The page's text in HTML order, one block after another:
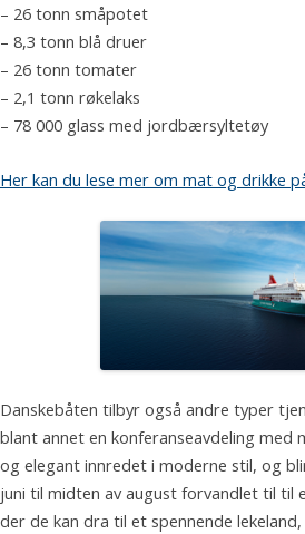
– 26 tonn småpotet
– 8,3 tonn blå druer
– 26 tonn tomater
– 2,1 tonn røkelaks
– 78 000 glass med jordbærsyltetøy
Her kan du lese mer om mat og drikke
Danskebåten tilbyr også andre typer
blant annet en konferanseavdeling med
og elegant innredet i moderne stil, og
juni til midten av august forvandlet til til
der de kan dra til et spennende